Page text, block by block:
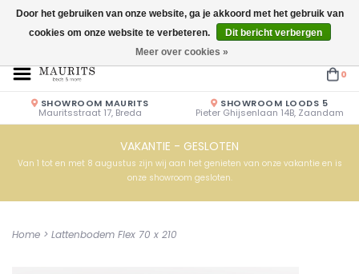
Openingstijden: Vrijdag & Zaterdag 10.00u - 17.00u of op afspraak!
0
SHOWROOM MAURITS
Mauritsstraat 17, Breda
SHOWROOM LOODS 5
Pieter Ghijsenlaan 14B, Zaandam
VAKANTIE - GESLOTEN
Van 1 tot en met 8 augustus zijn wij aan het genieten van onze vakantie en is
onze showroom gesloten.
Home > Lattenbodem Flex 70 x 210
Door het gebruiken van onze website, ga je akkoord met het gebruik van
cookies om onze website te verbeteren.
Dit bericht verbergen
Meer over cookies »